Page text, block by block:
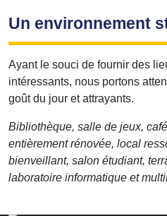
Un environnement
Ayant le souci de fournir des
intéressants, nous portons
goût du jour et attrayants.
Bibliothèque, salle de jeux,
entièrement rénovée, local
bienveillant, salon étudiant,
laboratoire informatique et